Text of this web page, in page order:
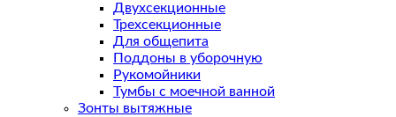
Двухсекционные
Трехсекционные
Для общепита
Поддоны в уборочную
Рукомойники
Тумбы с моечной ванной
Зонты вытяжные